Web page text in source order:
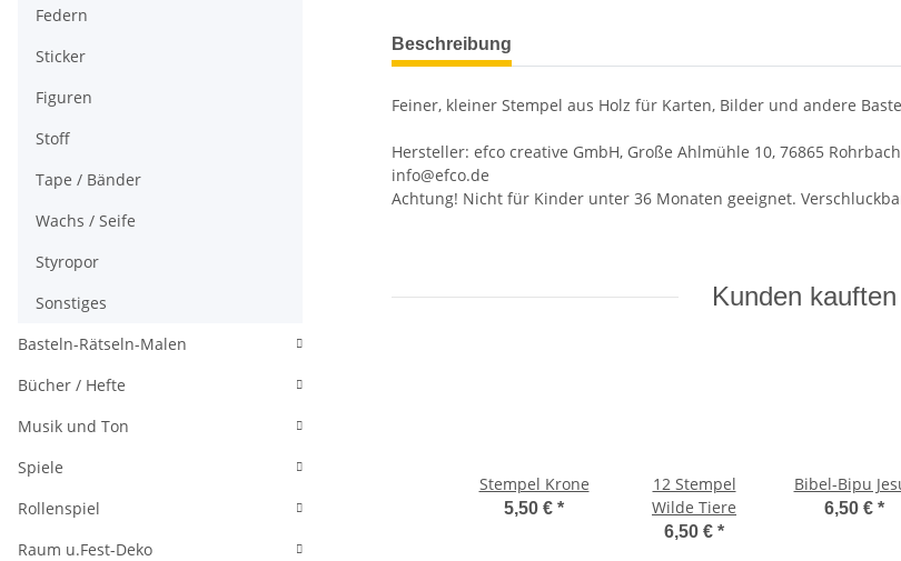
Beschreibung
Feiner, kleiner Stempel aus Holz für Karten, Bilder und andere
Hersteller: efco creative GmbH, Große Ahlmühle 10, 76865
info@efco.de
Achtung! Nicht für Kinder unter 36 Monaten geeignet.
Kunden
Stempel Krone
5,50 € *
12 Stempel
Wilde Tiere
6,50 € *
Bibel-Bipu
6,50 € *
Federn
Sticker
Figuren
Stoff
Tape / Bänder
Wachs / Seife
Styropor
Sonstiges
Basteln-Rätseln-Malen
Bücher / Hefte
Musik und Ton
Spiele
Rollenspiel
Raum u.Fest-Deko